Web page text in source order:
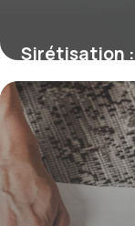
Sirétisation
2026
30 mai 2026